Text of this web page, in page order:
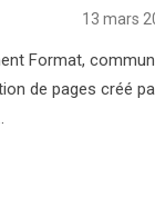
Posted
13 mars
Format,
de pages créé